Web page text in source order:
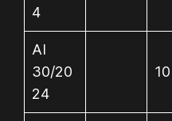
4
AI
30/20
24
10